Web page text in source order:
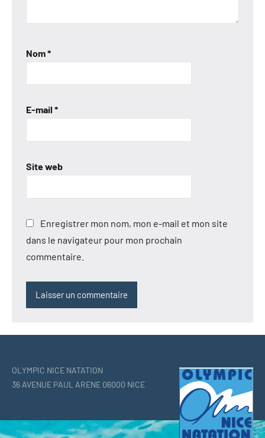
Nom*
E-mail *
Site web
Enregistrer mon nom, mon e-mail et mon site
dans le navigateur pour mon prochain
commentaire.
OLYMPIC NICE NATATION
36 AVENUE PAUL ARENE 06000 NICE